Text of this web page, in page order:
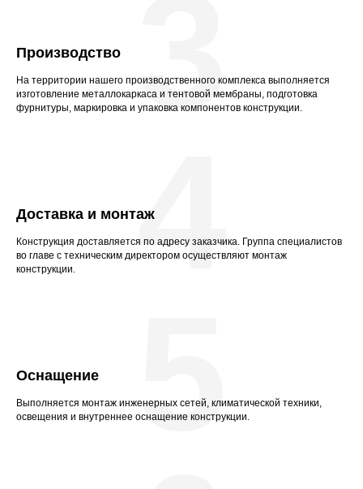
Производство
На территории нашего производственного комплекса выполняется
изготовление металлокаркаса и тентовой мембраны, подготовка
фурнитуры, маркировка и упаковка компонентов конструкции.
3
Доставка и монтаж
Конструкция доставляется по адресу заказчика. Группа специалистов
во главе с техническим директором осуществляют монтаж
конструкции.
4
Оснащение
Выполняется монтаж инженерных сетей, климатической техники,
освещения и внутреннее оснащение конструкции.
5